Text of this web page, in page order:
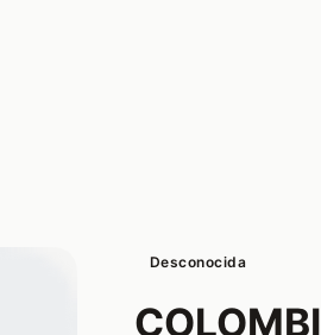
Desconocida